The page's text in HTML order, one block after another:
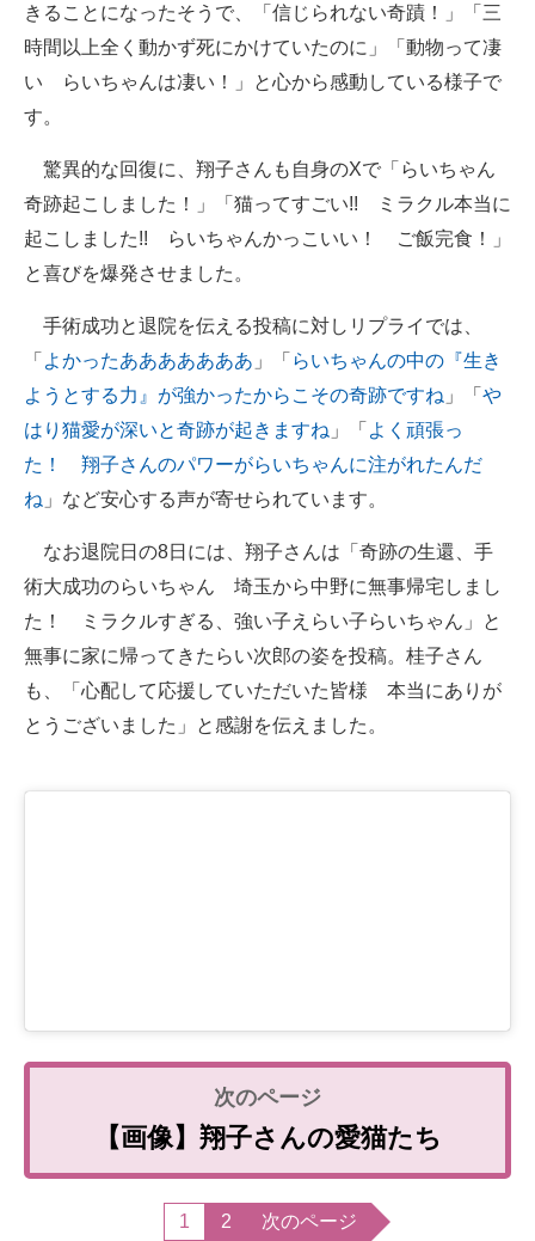
きることになったそうで、「信じられない奇蹟！」「三
時間以上全く動かず死にかけていたのに」「動物って凄
い らいちゃんは凄い！」と心から感動している様子で
す。
驚異的な回復に、翔子さんも自身のXで「らいちゃん
奇跡起こしました！」「猫ってすごい!! ミラクル本当に
起こしました!! らいちゃんかっこいい！ ご飯完食！」
と喜びを爆発させました。
手術成功と退院を伝える投稿に対しリプライでは、
「 よかったあああああああ 」「 らいちゃんの中の『生き
ようとする力』が強かったからこその奇跡ですね 」「 や
はり猫愛が深いと奇跡が起きますね 」「 よく頑張っ
た！ 翔子さんのパワーがらいちゃんに注がれたんだ
ね 」など安心する声が寄せられています。
なお退院日の8日には、翔子さんは「奇跡の生還、手
術大成功のらいちゃん 埼玉から中野に無事帰宅しまし
た！ ミラクルすぎる、強い子えらい子らいちゃん」と
無事に家に帰ってきたらい次郎の姿を投稿。桂子さん
も、「心配して応援していただいた皆様 本当にありが
とうございました」と感謝を伝えました。
【画像】翔子さんの愛猫たち
1 2 次のページ